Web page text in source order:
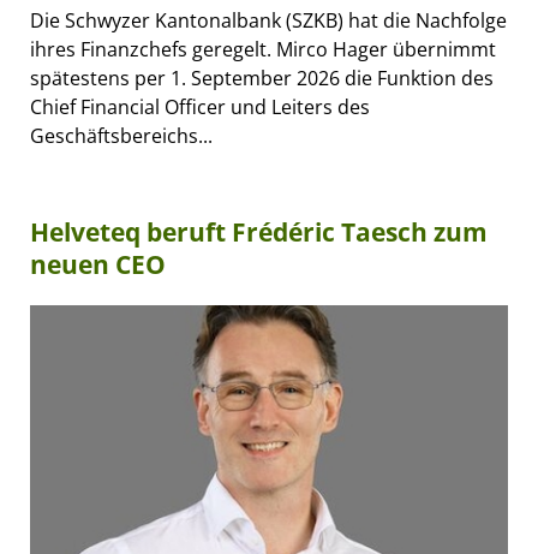
Die Schwyzer Kantonalbank (SZKB) hat die Nachfolge
ihres Finanzchefs geregelt. Mirco Hager übernimmt
spätestens per 1. September 2026 die Funktion des
Chief Financial Officer und Leiters des
Geschäftsbereichs...
Helveteq beruft Frédéric Taesch zum
neuen CEO